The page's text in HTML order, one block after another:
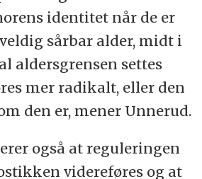
identitet når de er
veldig sårbar alder, midt i
aldersgrensen settes
mer radikalt, eller den
den er, mener Unnerud.
også at reguleringen
videreføres og at